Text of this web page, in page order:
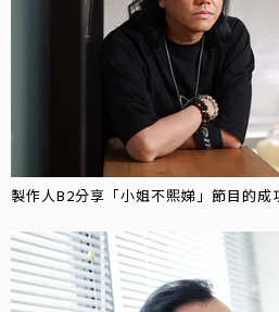
製作人B2分享「小姐不熙娣」節目的